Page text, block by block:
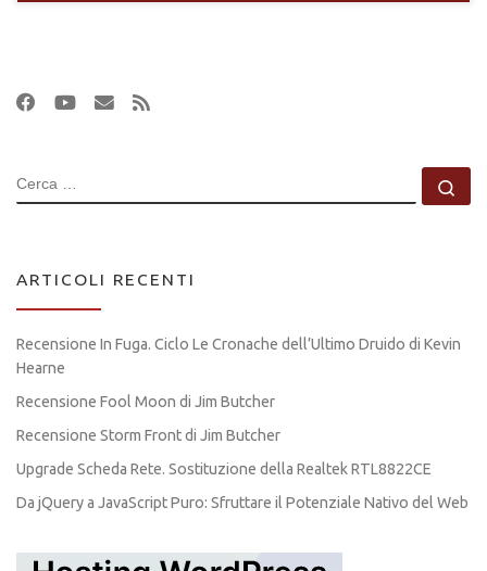
CERCA
ARTICOLI RECENTI
Recensione In Fuga. Ciclo Le Cronache dell’Ultimo Druido di Kevin
Hearne
Recensione Fool Moon di Jim Butcher
Recensione Storm Front di Jim Butcher
Upgrade Scheda Rete. Sostituzione della Realtek RTL8822CE
Da jQuery a JavaScript Puro: Sfruttare il Potenziale Nativo del Web